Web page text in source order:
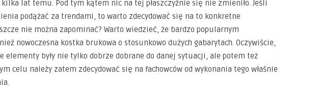
kilka lat temu. Pod tym kątem nic na tej płaszczyźnie się nie zmieniło. Jeśli
podążać za trendami, to warto zdecydować się na to konkretne
nie można zapominać? Warto wiedzieć, że bardzo popularnym
nowoczesna kostka brukowa o stosunkowo dużych gabarytach. Oczywiście,
elementy były nie tylko dobrze dobrane do danej sytuacji, ale potem też
celu należy zatem zdecydować się na fachowców od wykonania tego właśnie